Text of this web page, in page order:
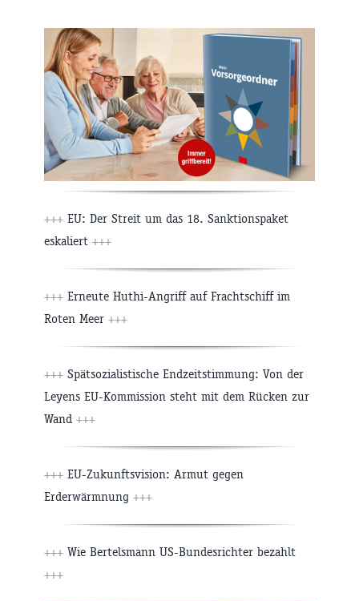
+++ EU: Der Streit um das 18. Sanktionspaket
eskaliert +++
+++ Erneute Huthi-Angriff auf Frachtschiff im
Roten Meer +++
+++ Spätsozialistische Endzeitstimmung: Von der
Leyens EU-Kommission steht mit dem Rücken zur
Wand +++
+++ EU-Zukunftsvision: Armut gegen
Erderwärmnung +++
+++ Wie Bertelsmann US-Bundesrichter bezahlt
+++